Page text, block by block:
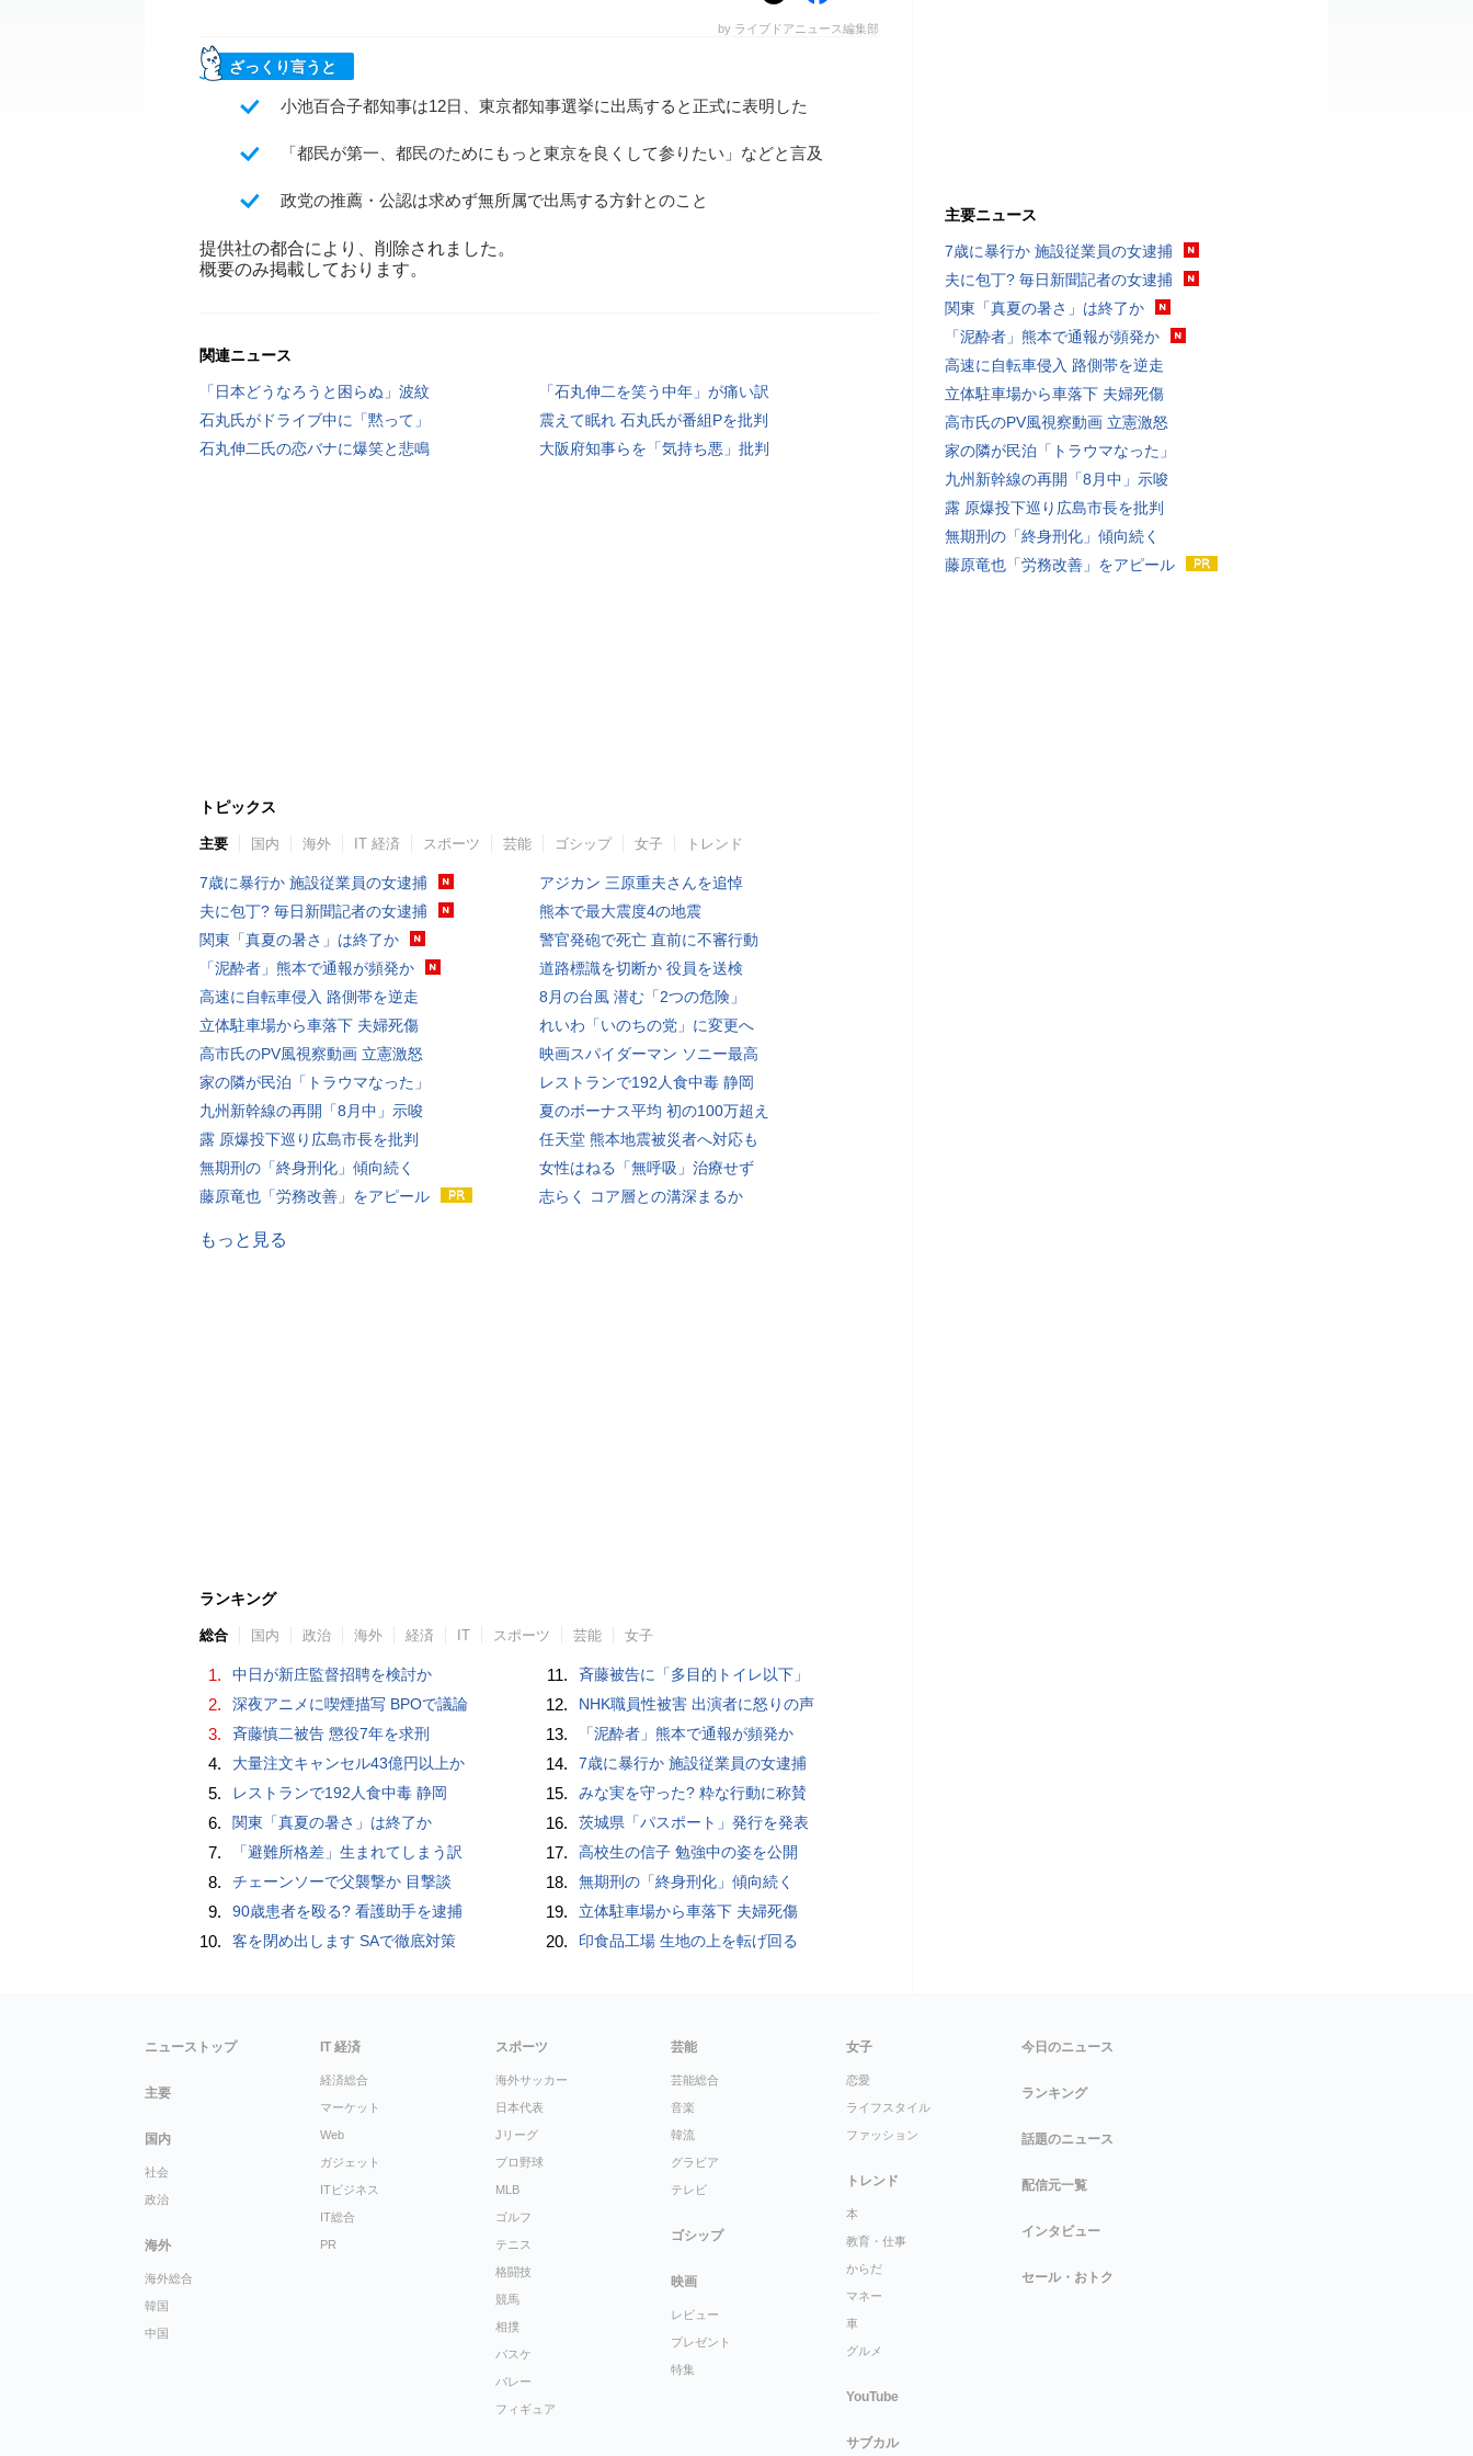
by ライブドアニュース編集部
ざっくり言うと
小池百合子都知事は12日、東京都知事選挙に出馬すると正式に表明した
「都民が第一、都民のためにもっと東京を良くして参りたい」などと言及
政党の推薦・公認は求めず無所属で出馬する方針とのこと
提供社の都合により、削除されました。
概要のみ掲載しております。
関連ニュース
「日本どうなろうと困らぬ」波紋
「石丸伸二を笑う中年」が痛い訳
石丸氏がドライブ中に「黙って」
震えて眠れ 石丸氏が番組Pを批判
石丸伸二氏の恋バナに爆笑と悲鳴
大阪府知事らを「気持ち悪」批判
トピックス
主要 国内 海外 IT 経済 スポーツ 芸能 ゴシップ 女子 トレンド
7歳に暴行か 施設従業員の女逮捕
夫に包丁? 毎日新聞記者の女逮捕
関東「真夏の暑さ」は終了か
「泥酔者」熊本で通報が頻発か
高速に自転車侵入 路側帯を逆走
立体駐車場から車落下 夫婦死傷
高市氏のPV風視察動画 立憲激怒
家の隣が民泊「トラウマなった」
九州新幹線の再開「8月中」示唆
露 原爆投下巡り広島市長を批判
無期刑の「終身刑化」傾向続く
藤原竜也「労務改善」をアピール
アジカン 三原重夫さんを追悼
熊本で最大震度4の地震
警官発砲で死亡 直前に不審行動
道路標識を切断か 役員を送検
8月の台風 潜む「2つの危険」
れいわ「いのちの党」に変更へ
映画スパイダーマン ソニー最高
レストランで192人食中毒 静岡
夏のボーナス平均 初の100万超え
任天堂 熊本地震被災者へ対応も
女性はねる「無呼吸」治療せず
志らく コア層との溝深まるか
もっと見る
ランキング
総合 国内 政治 海外 経済 IT スポーツ 芸能 女子
1. 中日が新庄監督招聘を検討か
2. 深夜アニメに喫煙描写 BPOで議論
3. 斉藤慎二被告 懲役7年を求刑
4. 大量注文キャンセル43億円以上か
5. レストランで192人食中毒 静岡
6. 関東「真夏の暑さ」は終了か
7. 「避難所格差」生まれてしまう訳
8. チェーンソーで父襲撃か 目撃談
9. 90歳患者を殴る? 看護助手を逮捕
10. 客を閉め出します SAで徹底対策
11. 斉藤被告に「多目的トイレ以下」
12. NHK職員性被害 出演者に怒りの声
13. 「泥酔者」熊本で通報が頻発か
14. 7歳に暴行か 施設従業員の女逮捕
15. みな実を守った? 粋な行動に称賛
16. 茨城県「パスポート」発行を発表
17. 高校生の信子 勉強中の姿を公開
18. 無期刑の「終身刑化」傾向続く
19. 立体駐車場から車落下 夫婦死傷
20. 印食品工場 生地の上を転げ回る
主要ニュース
7歳に暴行か 施設従業員の女逮捕
夫に包丁? 毎日新聞記者の女逮捕
関東「真夏の暑さ」は終了か
「泥酔者」熊本で通報が頻発か
高速に自転車侵入 路側帯を逆走
立体駐車場から車落下 夫婦死傷
高市氏のPV風視察動画 立憲激怒
家の隣が民泊「トラウマなった」
九州新幹線の再開「8月中」示唆
露 原爆投下巡り広島市長を批判
無期刑の「終身刑化」傾向続く
藤原竜也「労務改善」をアピール
ニューストップ
主要
国内
社会
政治
海外
海外総合
韓国
中国
IT 経済
経済総合
マーケット
Web
ガジェット
ITビジネス
IT総合
PR
スポーツ
海外サッカー
日本代表
Jリーグ
プロ野球
MLB
ゴルフ
テニス
格闘技
競馬
相撲
バスケ
バレー
フィギュア
芸能
芸能総合
音楽
韓流
グラビア
テレビ
ゴシップ
映画
レビュー
プレゼント
特集
女子
恋愛
ライフスタイル
ファッション
トレンド
本
教育・仕事
からだ
マネー
車
グルメ
YouTube
サブカル
今日のニュース
ランキング
話題のニュース
配信元一覧
インタビュー
セール・おトク